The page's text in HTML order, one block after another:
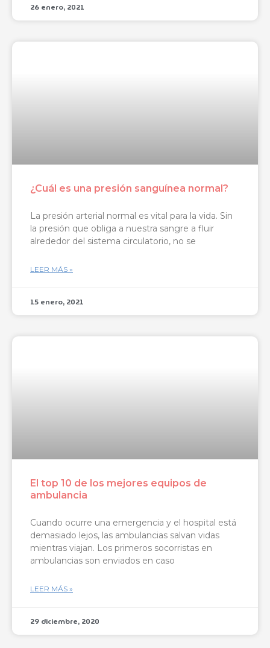
26 enero, 2021
¿Cuál es una presión sanguínea normal?
La presión arterial normal es vital para la vida. Sin
la presión que obliga a nuestra sangre a fluir
alrededor del sistema circulatorio, no se
LEER MÁS »
15 enero, 2021
El top 10 de los mejores equipos de
ambulancia
Cuando ocurre una emergencia y el hospital está
demasiado lejos, las ambulancias salvan vidas
mientras viajan. Los primeros socorristas en
ambulancias son enviados en caso
LEER MÁS »
29 diciembre, 2020